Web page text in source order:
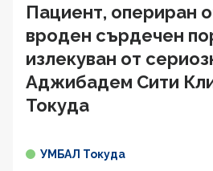
Пациент, опериран
вроден сърдечен
излекуван от
Аджибадем Сити
Токуда
УМБАЛ Токуда